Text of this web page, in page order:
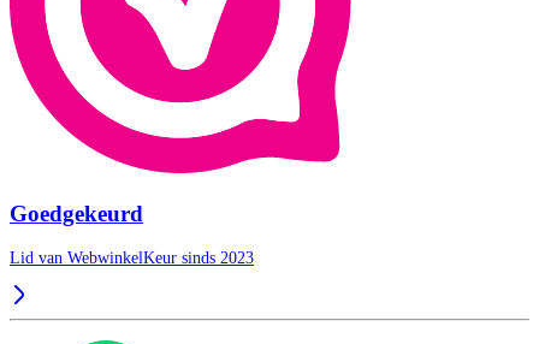
Goedgekeurd
Lid van WebwinkelKeur sinds 2023